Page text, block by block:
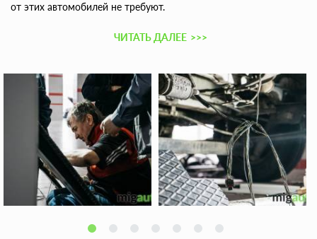
от этих автомобилей не требуют.
ЧИТАТЬ ДАЛЕЕ >>>